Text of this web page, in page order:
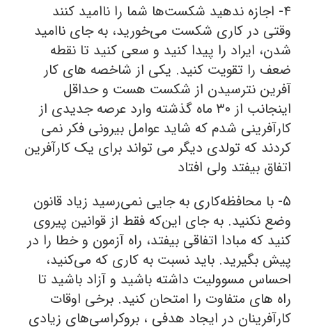
۴- اجازه ندهید شکست‌ها شما را ناامید کنند
وقتی در کاری شکست می‌خورید، به جای ناامید
شدن، ایراد را پیدا کنید و سعی کنید تا نقطه
ضعف را تقویت کنید. یکی از شاخصه های کار
آفرین نترسیدن از شکست هست و حداقل
اینجانب از ۳۰ ماه گذشته وارد عرصه جدیدی از
کارآفرینی شدم که شاید عوامل بیرونی فکر نمی
کردند که تولدی دیگر می تواند برای یک کارآفرین
اتفاق بیفتد ولی افتاد
۵- با محافظه‌کاری به جایی نمی‌رسید زیاد قانون
وضع نکنید. به جای این‌که فقط از قوانین پیروی
کنید که مبادا اتفاقی بیفتد، راه آزمون و خطا را در
پیش بگیرید. باید نسبت به کاری که می‌کنید،
احساس مسوولیت داشته باشید و آزاد باشید تا
راه های متفاوت را امتحان کنید. برخی اوقات
کارآفرینان در ایجاد هدفی ، بروکراسی‌های زیادی